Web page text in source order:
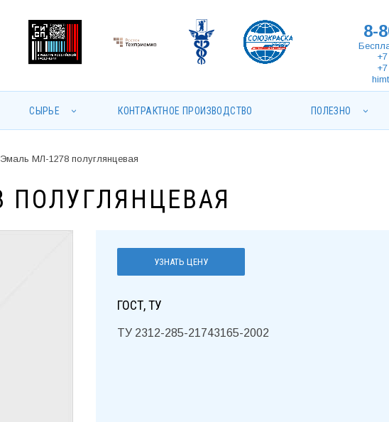
8-
СЫРЬЕ КОНТРАКТНОЕ ПРОИЗВОДСТВО ПОЛЕЗНО
Эмаль МЛ-1278 полуглянцевая
ПОЛУГЛЯНЦЕВАЯ
УЗНАТЬ ЦЕНУ
ГОСТ, ТУ
ТУ 2312-285-21743165-2002